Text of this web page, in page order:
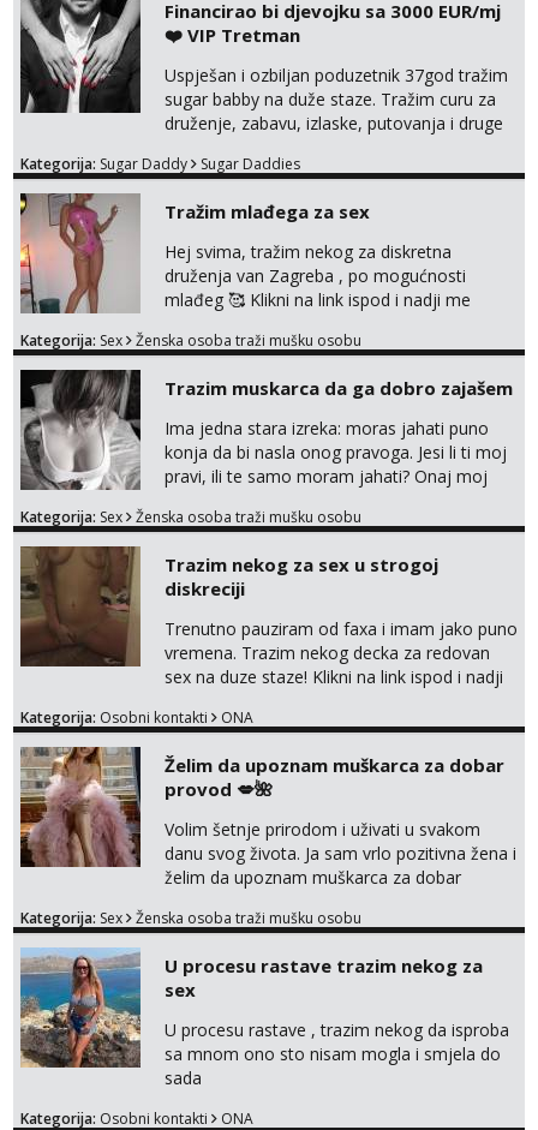
Financirao bi djevojku sa 3000 EUR/mj
❤️ VIP Tretman
Uspješan i ozbiljan poduzetnik 37god tražim
sugar babby na duže staze. Tražim curu za
druženje, zabavu, izlaske, putovanja i druge
otvorena, komunikativna, zgodna i atraktivna
markodalic37@gmail.com
Kategorija: Sugar Daddy Sugar Daddies
Tražim mlađega za sex
Hej svima, tražim nekog za diskretna
druženja van Zagreba , po mogućnosti
mlađeg 🥰 Klikni na link ispod i nadji me
Kategorija: Sex Ženska osoba traži mušku osobu
Trazim muskarca da ga dobro zajašem
Ima jedna stara izreka: moras jahati puno
konja da bi nasla onog pravoga. Jesi li ti moj
pravi, ili te samo moram jahati? Onaj moj
na sexdater link i javi mi se tamo....
Kategorija: Sex Ženska osoba traži mušku osobu
Trazim nekog za sex u strogoj
diskreciji
Trenutno pauziram od faxa i imam jako puno
vremena. Trazim nekog decka za redovan
sex na duze staze! Klikni na link ispod i nadji
Kategorija: Osobni kontakti ONA
Želim da upoznam muškarca za dobar
provod 💋🌺
Volim šetnje prirodom i uživati u svakom
danu svog života. Ja sam vrlo pozitivna žena i
želim da upoznam muškarca za dobar
na link ispod i nadji me tamo, cekam te!
Kategorija: Sex Ženska osoba traži mušku osobu
U procesu rastave trazim nekog za
sex
U procesu rastave , trazim nekog da isproba
sa mnom ono sto nisam mogla i smjela do
sada
Kategorija: Osobni kontakti ONA